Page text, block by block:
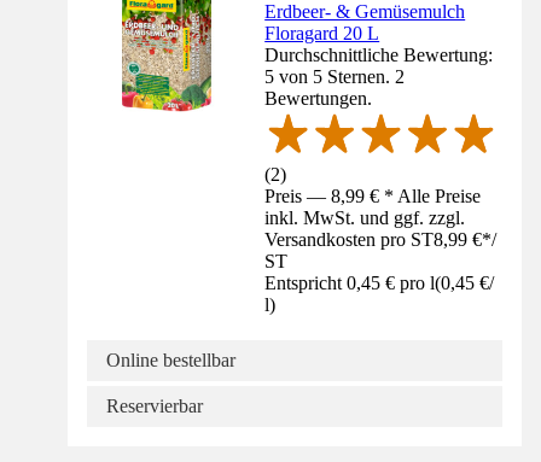
Erdbeer- & Gemüsemulch
Floragard 20 L
Durchschnittliche Bewertung:
5 von 5 Sternen. 2
Bewertungen.
(2)
Preis — 8,99 € * Alle Preise
inkl. MwSt. und ggf. zzgl.
Versandkosten pro ST8,99 €*/
ST
Entspricht 0,45 € pro l(0,45 €/
l)
Online bestellbar
Reservierbar